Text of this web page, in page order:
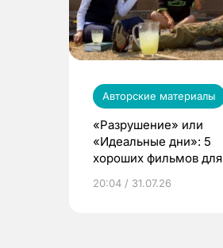
Авторские материалы
«Разрушение» или
«Идеальные дни»: 5
хороших фильмов для
20:04 / 31.07.26